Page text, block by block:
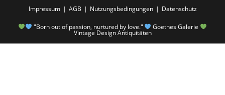
Impressum AGB Nutzungsbedingungen Datenschutz
"Born out of passion, nurtured by love." Goethes Galerie
Vintage Design Antiquitäten